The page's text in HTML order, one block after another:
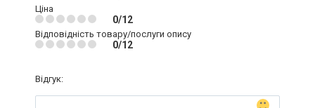
Ціна
0/12
Відповідність товару/послуги опису
0/12
Відгук: